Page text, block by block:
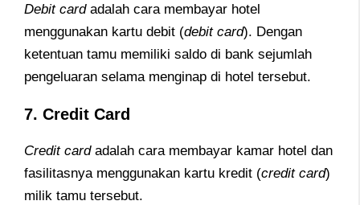
Debit cardadalah cara membayar hotel
menggunakan kartu debit (debit card). Dengan
ketentuan tamu memiliki saldo di bank sejumlah
pengeluaran selama menginap di hotel tersebut.
7. Credit Card
Credit cardadalah cara membayar kamar hotel dan
fasilitasnya menggunakan kartu kredit (credit card)
milik tamu tersebut.